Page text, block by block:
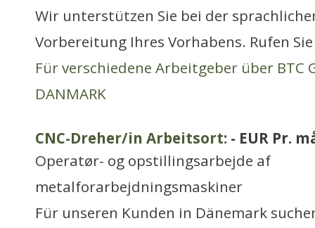
Wir unterstützen Sie bei der
Vorbereitung Ihres Vorhabens. Rufen
Für verschiedene Arbeitgeber über BTC
DANMARK
CNC-Dreher/in Arbeitsort: - EUR Pr.
Operatør- og opstillingsarbejde af
metalforarbejdningsmaskiner
Für unseren Kunden in Dänemark